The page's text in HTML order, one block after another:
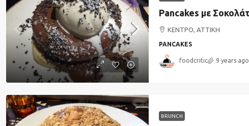
ΚΕΝΤΡΟ, ΑΤΤΙΚΗ
PANCAKES
foodcritic 9 years ago
BRUNCH